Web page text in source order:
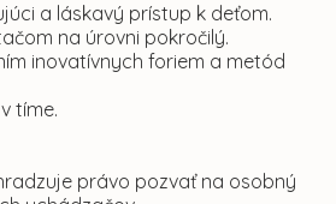
a láskavý prístup k deťom.
na úrovni pokročilý.
inovatívnych foriem a metód
tíme.
právo pozvať na osobný